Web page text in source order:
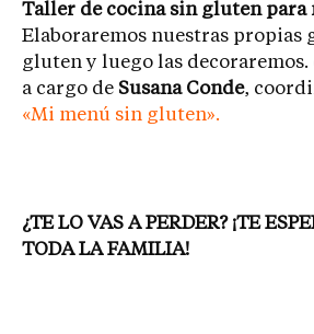
Taller de cocina sin gluten para
Elaboraremos nuestras propias
gluten y luego las
a cargo de Susana Conde,
«Mi menú sin gluten».
¿TE LO VAS A PERDER? ¡TE
TODA LA FAMILIA!